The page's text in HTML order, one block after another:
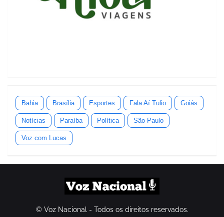
Bahia Brasília Esportes Fala Aí Tulio Goiás
Notícias Paraíba Política São Paulo
Voz com Lucas
© Voz Nacional - Todos os direitos reservados.